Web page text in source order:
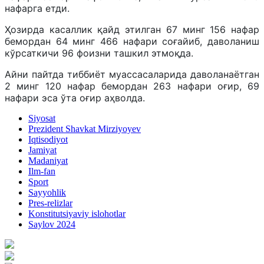
нафарга етди.
Ҳозирда касаллик қайд этилган 67 минг 156 нафар
бемордан 64 минг 466 нафари соғайиб, даволаниш
кўрсаткичи 96 фоизни ташкил этмоқда.
Айни пайтда тиббиёт муассасаларида даволанаётган
2 минг 120 нафар бемордан 263 нафари оғир, 69
нафари эса ўта оғир аҳволда.
Siyosat
Prezident Shavkat Mirziyoyev
Iqtisodiyot
Jamiyat
Madaniyat
Ilm-fan
Sport
Sayyohlik
Pres-relizlar
Konstitutsiyaviy islohotlar
Saylov 2024